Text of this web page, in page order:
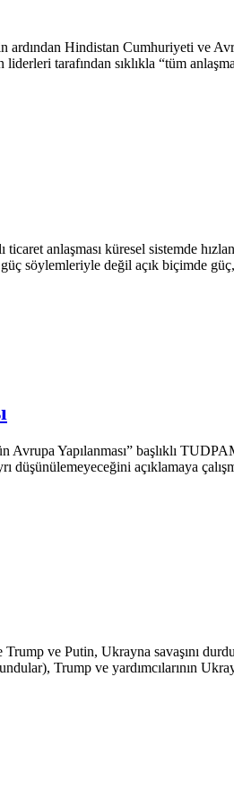
ardından Hindistan Cumhuriyeti ve
tarafından sıklıkla “tüm
anlaşması küresel sistemde
söylemleriyle değil açık biçimde
Yapılanması” başlıklı
açıklamaya
Trump ve Putin, Ukrayna savaşını
Trump ve yardımcılarının